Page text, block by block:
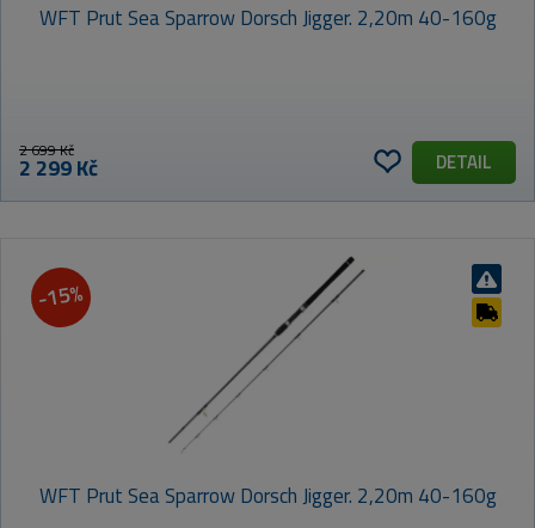
WFT Prut Sea Sparrow Dorsch Jigger. 2,20m 40-160g
2 699 Kč
2 299 Kč DETAIL
-15%
WFT Prut Sea Sparrow Dorsch Jigger. 2,20m 40-160g